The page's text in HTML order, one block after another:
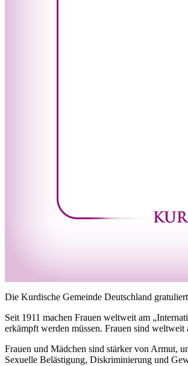
Die Kurdische Gemeinde Deutschland
Seit 1911 machen Frauen weltweit am
erkämpft werden müssen. Frauen sind
Frauen und Mädchen sind stärker von Armut,
Sexuelle Belästigung, Diskriminierung und